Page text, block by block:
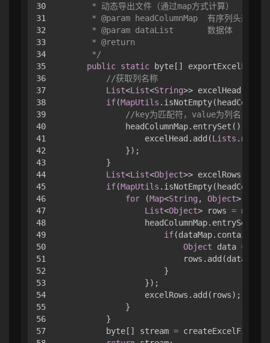
30
31
32
33
34
35
36
37
38
39
40
41
42
43
44
45
46
47
48
49
50
51
52
53
54
55
56
57
     * 动态导出文件（通过map方式计算）
     * @param headColumnMap  有序列头部
     * @param dataList       数据体
     * @return
     */
public static byte[] exportExcelFile(
//获取列名称
List<List<String>> excelHead
if(MapUtils
//key为匹配符，value为列名，如果
                excelHead.add(
Lists
            });
        }
List<List<Object>> excelRows
if(MapUtils
for (Map<String , Object>
List<Object> rows = new
if
Object data =
                        rows.add(data);
                    }
                });
                excelRows.add(rows);
            }
        }
        byte[] stream
=